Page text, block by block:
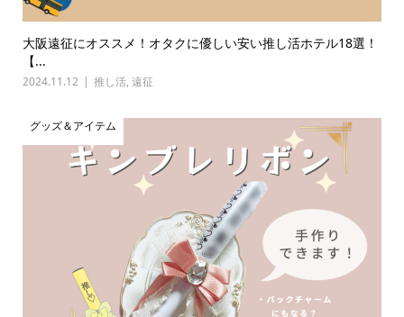
大阪遠征にオススメ！オタクに優しい安い推し活ホテル18選！
【...
2024.11.12 推し活, 遠征
グッズ＆アイテム